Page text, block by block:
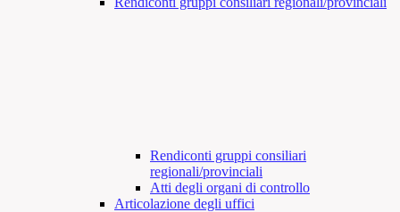
Rendiconti gruppi consiliari
regionali/provinciali
Atti degli organi di controllo
Articolazione degli uffici